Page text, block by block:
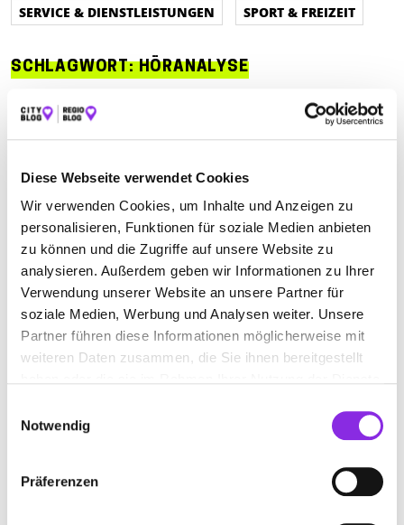
Diese Webseite verwendet Cookies
Wir verwenden Cookies, um Inhalte und Anzeigen zu
personalisieren, Funktionen für soziale Medien anbieten
zu können und die Zugriffe auf unsere Website zu
analysieren. Außerdem geben wir Informationen zu Ihrer
Verwendung unserer Website an unsere Partner für
soziale Medien, Werbung und Analysen weiter. Unsere
Partner führen diese Informationen möglicherweise mit
weiteren Daten zusammen, die Sie ihnen bereitgestellt
Notwendig
Präferenzen
SERVICE & DIENSTLEISTUNGEN
SPORT & FREIZEIT
SCHLAGWORT:HÖRANALYSE
ALLE AUTO & VERKEHR
ÄMTER & BEHÖRDEN
BILDUNG & MEDIEN
EINKAUFEN & SHOPPEN
ESSEN & TRINKEN
GESUNDHEIT & MEDIZIN
RECHT & GELD
SPORT & FREIZEIT